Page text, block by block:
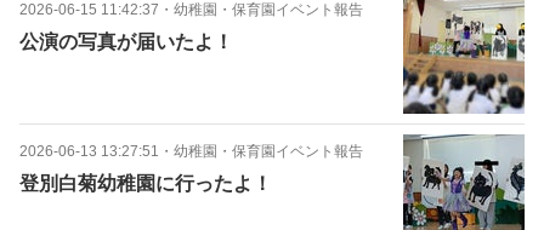
2026-06-15 11:42:37 ・ 幼稚園・保育園イベント報告
公演の写真が届いたよ！
2026-06-13 13:27:51 ・ 幼稚園・保育園イベント報告
登別白菊幼稚園に行ったよ！